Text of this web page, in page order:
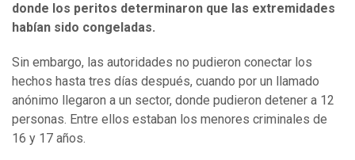
donde los peritos determinaron que las extremidades
habían sido congeladas.
Sin embargo, las autoridades no pudieron conectar los
hechos hasta tres días después, cuando por un llamado
anónimo llegaron a un sector, donde pudieron detener a 12
personas. Entre ellos estaban los menores criminales de
16 y 17 años.